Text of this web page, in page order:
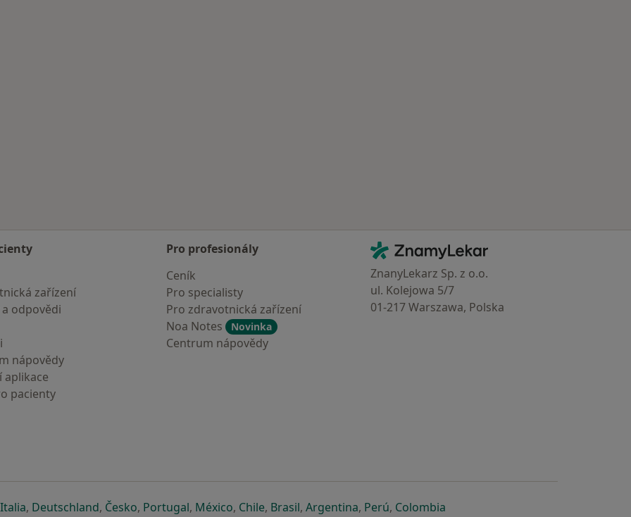
zařízení
odpovědi
nápovědy
aplikace
pacienty
Pro profesionály
Ceník
Pro specialisty
Pro zdravotnická zařízení
Noa Notes
Novinka
Centrum nápovědy
Kontakt
ZnamyLekar - Hlavní stránka
ZnanyLekarz Sp. z o.o.
ul. Kolejowa 5/7
01-217 Warszawa, Polska
nové záložce
otevře v nové záložce
Italiase otevře v nové záložce
, Deutschlandse otevře v nové záložce
, Českose otevře v nové záložce
, Portugalse otevře v nové záložce
, Méxicose otevře v nové záložce
, Chilese otevře v nové záložce
, Brasilse otevře v nové záložce
, Argentinase otevře v nové záložce
, Perúse otevře v nové záložce
, Colombiase otevře v nové záložce